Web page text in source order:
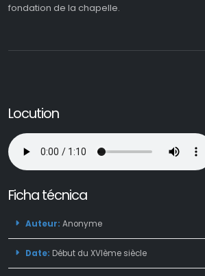
fondation de la chapelle.
Locution
Ficha técnica
Auteur: Anonyme
Date: Début du XVIème siècle